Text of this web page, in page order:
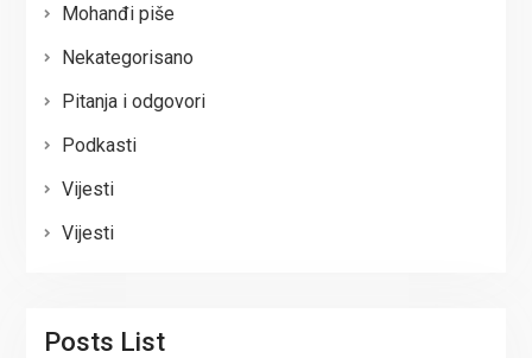
Mohanđi piše
Nekategorisano
Pitanja i odgovori
Podkasti
Vijesti
Vijesti
Posts List